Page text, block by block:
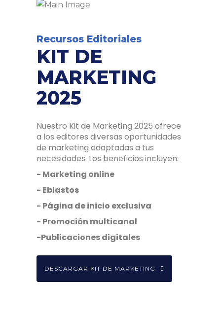
Recursos Editoriales
KIT DE
MARKETING
2025
Nuestro Kit de Marketing 2025 ofrece
a los editores diversas oportunidades
de marketing adaptadas a tus
necesidades. Los beneficios incluyen:
- Marketing online
- Eblastos
- Página de inicio exclusiva
- Promoción multicanal
-Publicaciones digitales
DESCARGAR KIT DE MARKETING